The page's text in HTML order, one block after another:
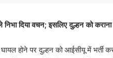
दिया वचन; इसलिए दुल्हन को कराना
होने पर दुल्हन को आईसीयू में भर्ती